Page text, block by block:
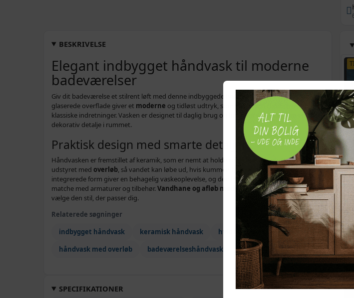
BESKRIVELSE
Elegant indbygget håndvask til moderne
badeværelser
Giv dit badeværelse et stilrent løft med denne indbyggede håndvask i hvid keramik. Den
glaserede overflade giver et moderne og tidløst udtryk, som passer ind i både nye og
klassiske indretninger. Vasken er designet til daglig brug og fungerer samtidig som en
dekorativ detalje i rummet.
Praktisk design med smarte detaljer
Håndvasken er fremstillet af keramik, som er nemt at holde rent i hverdagen. Den er
udstyret med overløb , så vandet kan løbe ud, hvis kummen fyldes for meget. Den
integrerede form giver en behagelig vaskeoplevelse, og den hvide farve gør det let at
matche med armaturer og tilbehør. Vandhane og afløb medfølger ikke, så du kan frit
vælge den stil, der passer dig.
Relaterede søgninger
indbygget håndvask
keramisk håndvask
hvid badeværelsesvask
håndvask med overløb
badeværelseshåndvask
SPECIFIKATIONER